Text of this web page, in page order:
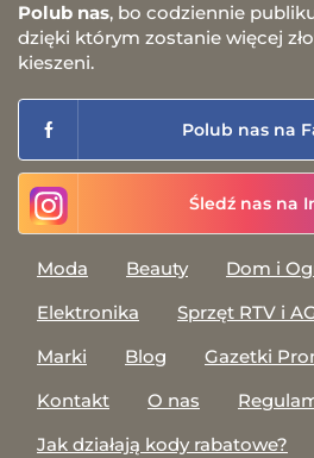
Polub nas, bo codziennie
dzięki którym zostanie więcej
kieszeni.
Polub nas na
Śledź nas na
Moda Beauty Dom i
Elektronika
Sprzęt RTV i
Marki
Blog
Gazetki
Kontakt
O nas
Jak działają kody rabatowe?